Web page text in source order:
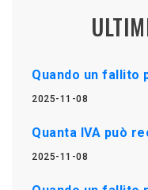
Quando un fallito
2025-11-08
Quanta IVA può
2025-11-08